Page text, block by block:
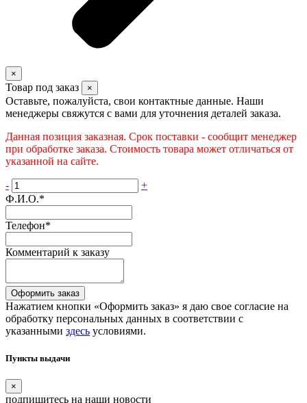
×
Товар под заказ ×
Оставьте, пожалуйста, свои контактные данные. Наши
менеджеры свяжутся с вами для уточнения деталей заказа.
Данная позиция заказная. Срок поставки - сообщит менеджер
при обработке заказа. Стоимость товара может отличаться от
указанной на сайте.
-
+
Ф.И.О.*
Телефон*
Комментарий к заказу
Оформить заказ
Нажатием кнопки «Оформить заказ» я даю свое согласие на
обработку персональных данных в соответствии с
указанными здесь условиями.
Пункты выдачи
×
подпишитесь на наши новости